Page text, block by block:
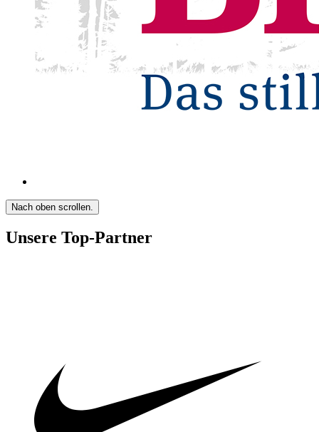
Nach oben scrollen.
Unsere Top-Partner